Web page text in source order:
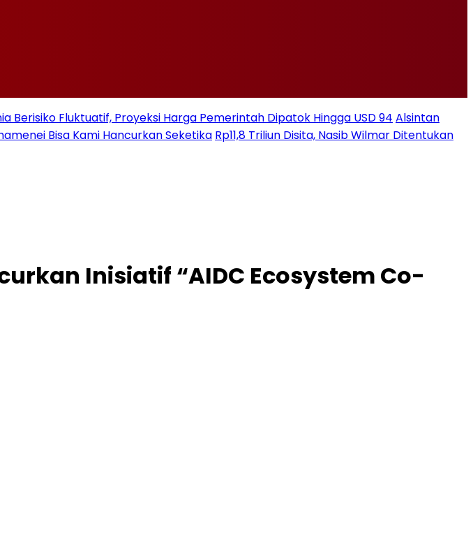
Berisiko Fluktuatif, Proyeksi Harga Pemerintah Dipatok Hingga USD 94 Alsintan
Bisa Kami Hancurkan Seketika Rp11,8 Triliun Disita, Nasib Wilmar Ditentukan
Inisiatif “AIDC Ecosystem Co-